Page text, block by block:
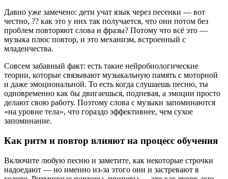
Давно уже замечено: дети учат язык через песенки — вот
честно, ?? как это у них так получается, что они потом без
проблем повторяют слова и фразы? Потому что всё это —
музыка плюс повтор, и это механизм, встроенный с
младенчества.
Совсем забавный факт: есть такие нейробиологические
теории, которые связывают музыкальную память с моторной
и даже эмоциональной. То есть когда слушаешь песню, ты
одновременно как бы двигаешься, подпевая, а эмоции просто
делают свою работу. Поэтому слова с музыки запоминаются
«на уровне тела», что гораздо эффективнее, чем сухое
запоминание.
Как ритм и повтор влияют на процесс обучения
Включите любую песню и заметите, как некоторые строчки
надоедают — но именно из-за этого они и застревают в